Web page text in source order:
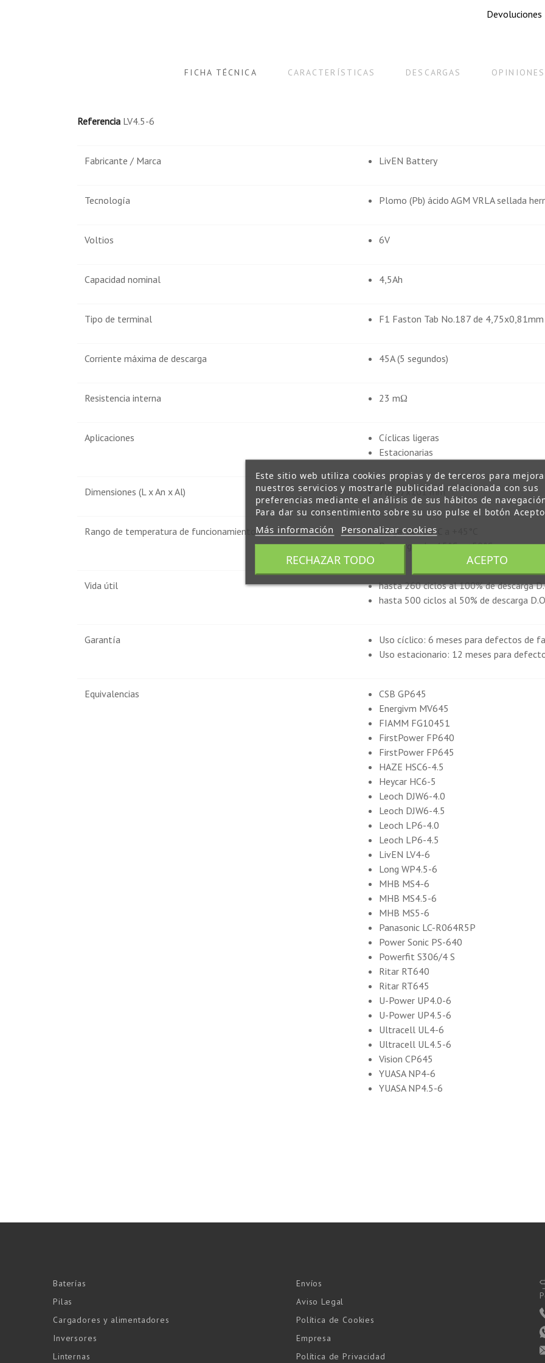
Devoluciones
FICHA TÉCNICA CARACTERÍSTICAS DESCARGAS
Referencia LV4.5-6
Fabricante / Marca LivEN Battery
Tecnología Plomo (Pb) ácido AGM VRLA sellada
Voltios 6V
Capacidad nominal 4,5Ah
Tipo de terminal F1 Faston Tab No.187 de 4,75x0,81mm
Corriente máxima de descarga 45A (5 segundos)
Resistencia interna 23 mΩ
Aplicaciones
Cíclicas ligeras
Estacionarias
Dimensiones (L x An x Al) 70x47x101 mm
Rango de temperatura de funcionamiento
Carga: de -10°C a +45°C
Descarga: de -15°C a +50°C
Vida útil
hasta 260 ciclos al 100% de descarga
hasta 500 ciclos al 50% de descarga
Garantía
Uso cíclico: 6 meses para defectos de
Uso estacionario: 12 meses para
Equivalencias
CSB GP645
Energivm MV645
FIAMM FG10451
FirstPower FP640
FirstPower FP645
HAZE HSC6-4.5
Heycar HC6-5
Leoch DJW6-4.0
Leoch DJW6-4.5
Leoch LP6-4.0
Leoch LP6-4.5
LivEN LV4-6
Long WP4.5-6
MHB MS4-6
MHB MS4.5-6
MHB MS5-6
Panasonic LC-R064R5P
Power Sonic PS-640
Powerfit S306/4 S
Ritar RT640
Ritar RT645
U-Power UP4.0-6
U-Power UP4.5-6
Ultracell UL4-6
Ultracell UL4.5-6
Vision CP645
YUASA NP4-6
YUASA NP4.5-6
Comprador Verificado
Publicado el 12/13/22, 9:43 PM
correcto. El coche funcionando. Muchas gracias
Comprador Verificado
Publicado el 12/2/22, 6:35 PM
MOSTRAR MÁS OPINIONES
Baterías
Pilas
Cargadores y alimentadores
Inversores
Linternas
Envíos
Aviso Legal
Política de Cookies
Empresa
Política de Privacidad
Este sitio web utiliza cookies propias y de terceros para
nuestros servicios y mostrarle publicidad relacionada con sus
preferencias mediante el análisis de sus hábitos de
Para dar su consentimiento sobre su uso pulse el botón
Más información Personalizar cookies
RECHAZAR TODO ACEPTO